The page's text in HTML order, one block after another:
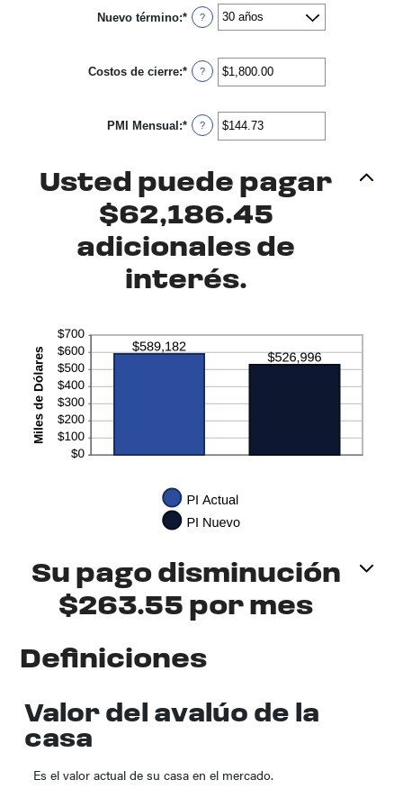
entre
0%
Nuevo término:* ?
Costos de cierre:* Ingresa
un
entre
$0.00
?
PMI Mensual:* Ingresa
un
$0.00
y
$5,000.00
?
Usted puede pagar
$62,186.45
adicionales de
interés.
Su pago disminución
$263.55 por mes
Definiciones
Valor del avalúo de la
casa
Es el valor actual de su casa en el mercado.